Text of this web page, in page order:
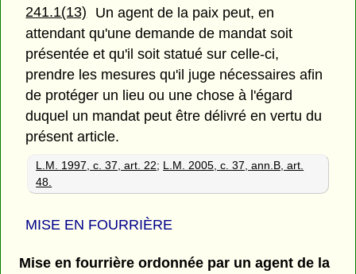
241.1(13)
Un agent de la paix peut, en
attendant qu'une demande de mandat soit
présentée et qu'il soit statué sur celle-ci,
prendre les mesures qu'il juge nécessaires afin
de protéger un lieu ou une chose à l'égard
duquel un mandat peut être délivré en vertu du
présent article.
L.M. 1997, c. 37, art. 22; L.M. 2005, c. 37, ann.B, art.
48.
MISE EN FOURRIÈRE
Mise en fourrière ordonnée par un agent de la